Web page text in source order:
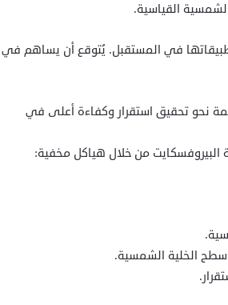
القياسية.
في المستقبل. يُتوقع أن يساهم في
نحو تحقيق استقرار وكفاءة أعلى في
البيروفسكايت من خلال هياكل مخفية:
الخلية الشمسية.